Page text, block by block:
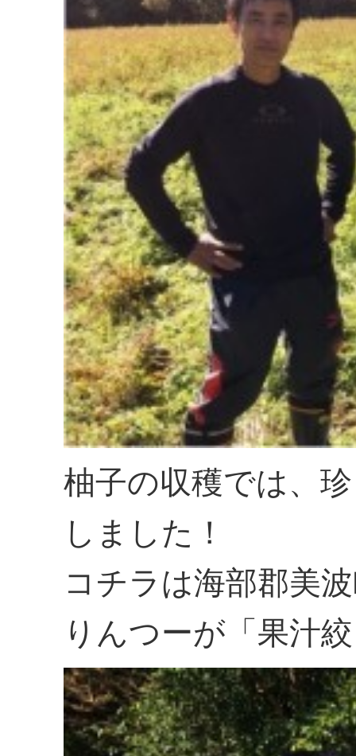
柚子の収穫では、
しました！
コチラは海部郡美
りんつーが「果汁